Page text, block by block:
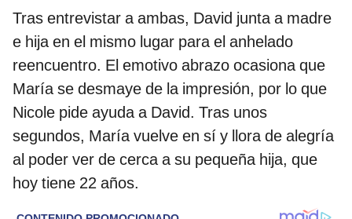
Tras entrevistar a ambas, David junta a madre
e hija en el mismo lugar para el anhelado
reencuentro. El emotivo abrazo ocasiona que
María se desmaye de la impresión, por lo que
Nicole pide ayuda a David. Tras unos
segundos, María vuelve en sí y llora de alegría
al poder ver de cerca a su pequeña hija, que
hoy tiene 22 años.